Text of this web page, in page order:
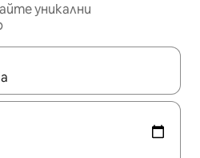
уникални
покажат, използвайте